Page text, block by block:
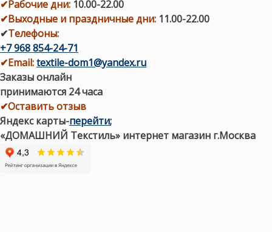
✔Рабочие дни: 10.00-22.00
✔Выходные и праздничные дни: 11.00-22.00
✔Телефоны:
+7 968 854-24-71
✔Email:textile-dom1@yandex.ru
Заказы онлайн
принимаются 24 часа
✔Оставить отзыв
Яндекс карты-перейти;
«ДОМАШНИЙ Текстиль» интернет магазин г.Москва